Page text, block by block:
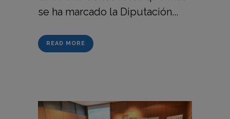
se ha marcado la Diputación...
READ MORE